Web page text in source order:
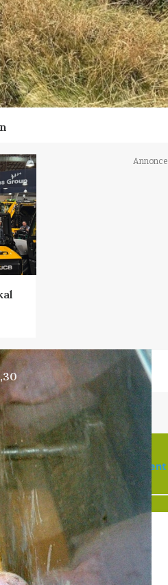
Annonce
Opret agent
/ håndmand søges til